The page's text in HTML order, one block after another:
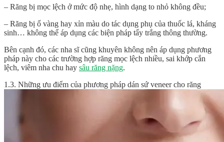
– Răng bị mọc lệch ở mức độ nhẹ, hình dạng to nhỏ không đều;
– Răng bị ố vàng hay xỉn màu do tác dụng phụ của thuốc lá, kháng
sinh… không thể áp dụng các biện pháp tẩy trắng thông thường.
Bên cạnh đó, các nha sĩ cũng khuyên không nên áp dụng phương
pháp này cho các trường hợp răng mọc lệch nhiều, sai khớp cắn
lệch, viêm nha chu hay sâu răng nặng.
1.3. Những ưu điểm của phương pháp dán sứ veneer cho răng